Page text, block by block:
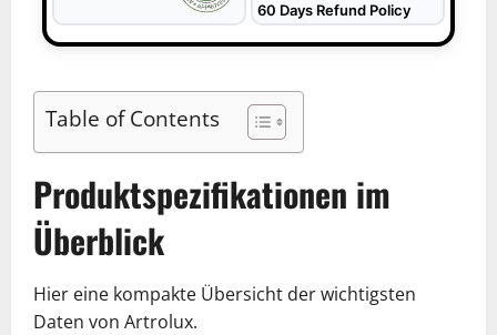
60 Days Refund Policy
Table of Contents
Produktspezifikationen im
Überblick
Hier eine kompakte Übersicht der wichtigsten
Daten von Artrolux.